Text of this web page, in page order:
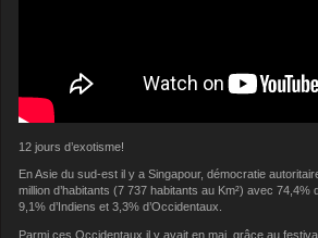
12 jours d’exotisme!
En Asie du sud-est il y a Singapour, démocratie
million d’habitants (7 737 habitants au Km²) avec 74,4%
9,1% d’Indiens et 3,3% d’Occidentaux.
Parmi ces Occidentaux il y avait en mai, grâce au